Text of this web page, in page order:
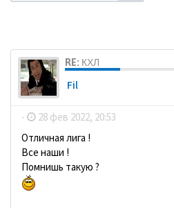
RE: КХЛ
Fil
- 28 фев 2022, 20:53
Отличная лига !
Все наши !
Помнишь такую ?